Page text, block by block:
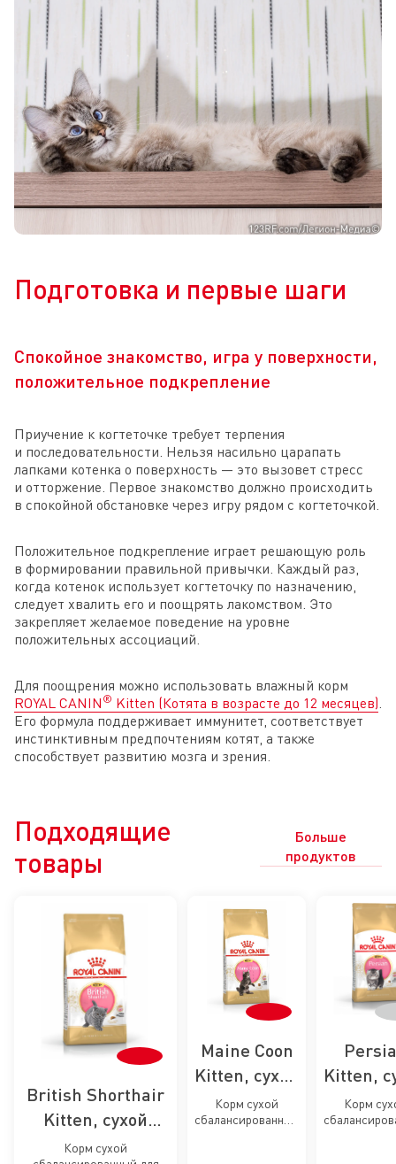
Подготовка и первые шаги
Спокойное знакомство, игра у поверхности,
положительное подкрепление
Приучение к когтеточке требует терпения
и последовательности. Нельзя насильно царапать
лапками котенка о поверхность — это вызовет стресс
и отторжение. Первое знакомство должно происходить
в спокойной обстановке через игру рядом с когтеточкой.
Положительное подкрепление играет решающую роль
в формировании правильной привычки. Каждый раз,
когда котенок использует когтеточку по назначению,
следует хвалить его и поощрять лакомством. Это
закрепляет желаемое поведение на уровне
положительных ассоциаций.
Для поощрения можно использовать влажный корм
ROYAL CANIN ® Kitten (Котята в возрасте до 12 месяцев).
Его формула поддерживает иммунитет, соответствует
инстинктивным предпочтениям котят, а также
способствует развитию мозга и зрения.
Подходящие
товары
Больше
продуктов
British Shorthair
Kitten, сухой
корм для
Корм сухой
Maine Coon
Kitten, сухой
корм для
котят
Корм сухой
сбалансированный
Kitten,
корм
Корм